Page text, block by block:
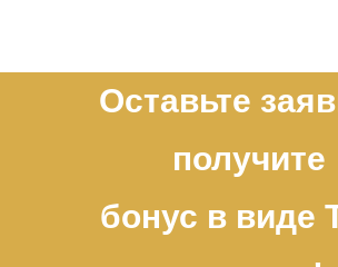
Оставьте
получите
бонус в виде